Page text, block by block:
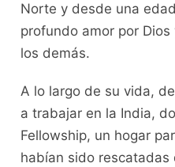
Norte y desde una
profundo amor por
los demás.
A lo largo de su vida,
a trabajar en la India,
Fellowship, un hogar
habían sido